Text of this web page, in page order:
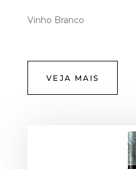
Vinho Branco
VEJA MAIS